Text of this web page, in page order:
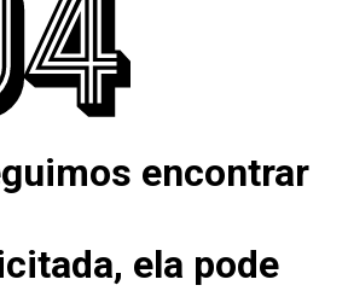
encontrar
ela pode